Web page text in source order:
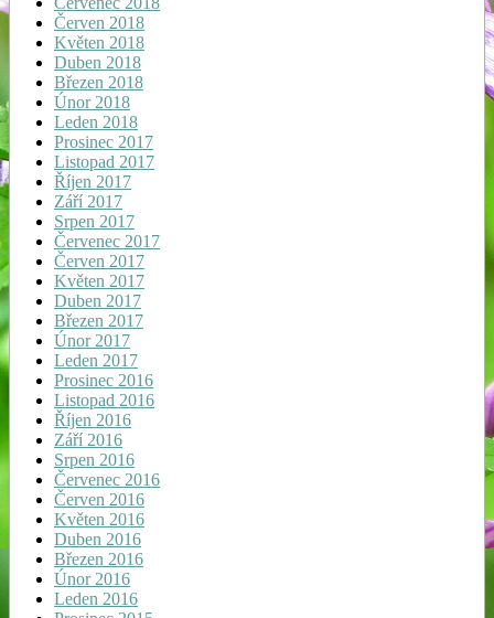
Červen 2018
Květen 2018
Duben 2018
Březen 2018
Únor 2018
Leden 2018
Prosinec 2017
Listopad 2017
Říjen 2017
Září 2017
Srpen 2017
Červenec 2017
Červen 2017
Květen 2017
Duben 2017
Březen 2017
Únor 2017
Leden 2017
Prosinec 2016
Listopad 2016
Říjen 2016
Září 2016
Srpen 2016
Červenec 2016
Červen 2016
Květen 2016
Duben 2016
Březen 2016
Únor 2016
Leden 2016